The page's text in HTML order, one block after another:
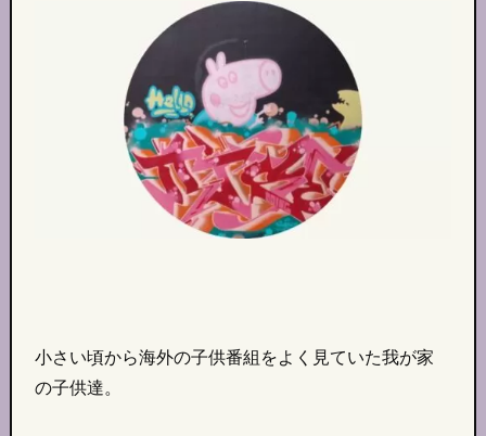
小さい頃から海外の子供番組をよく見ていた我が家
の子供達。